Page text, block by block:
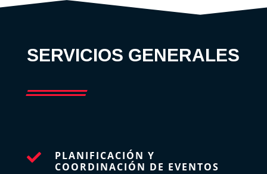
SERVICIOS GENERALES

PLANIFICACIÓN Y
COORDINACIÓN DE EVENTOS